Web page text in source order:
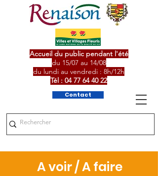
Contact
Accueil du public pendant l'été
du 15/07 au 14/08
du lundi au vendredi : 8h/12h
Tél : 04 77 64 40 22
A voir / A faire